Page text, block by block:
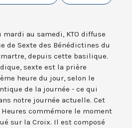
au samedi, KTO diffuse
de Sexte des Bénédictines du
depuis cette basilique.
sexte est la prière
heure du jour, selon le
de la journée - ce qui
notre journée actuelle. Cet
commémore le moment
sur la Croix. Il est composé